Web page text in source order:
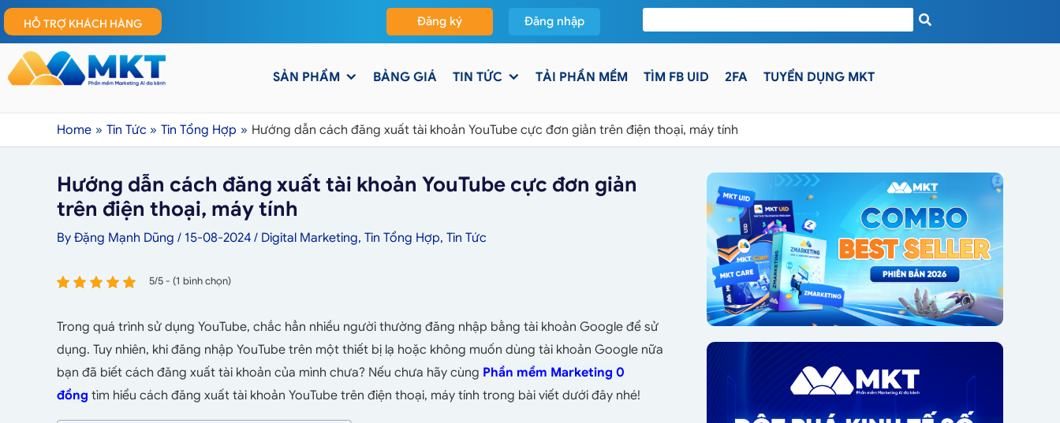
HỖ TRỢ KHÁCH HÀNG Đăng ký Đăng nhập
SẢN PHẨM BẢNG GIÁ TIN TỨC TẢI PHẦN MỀM TÌM FB UID 2FA TUYỂN DỤNG MKT
Home Tin Tức Tin Tổng Hợp Hướng dẫn cách đăng xuất tài khoản YouTube cực đơn giản trên điện thoại, máy tính
Hướng dẫn cách đăng xuất tài khoản YouTube cực đơn giản
trên điện thoại, máy tính
By Đặng Mạnh Dũng / 15-08-2024 / Digital Marketing, Tin Tổng Hợp, Tin Tức
5/5 - (1 bình chọn)
Trong quá trình sử dụng YouTube, chắc hẳn nhiều người thường đăng nhập bằng tài khoản Google để sử
dụng. Tuy nhiên, khi đăng nhập YouTube trên một thiết bị lạ hoặc không muốn dùng tài khoản Google nữa
bạn đã biết cách đăng xuất tài khoản của mình chưa? Nếu chưa hãy cùng Phần mềm Marketing 0
đồng tìm hiểu cách đăng xuất tài khoản YouTube trên điện thoại, máy tính trong bài viết dưới đây nhé!